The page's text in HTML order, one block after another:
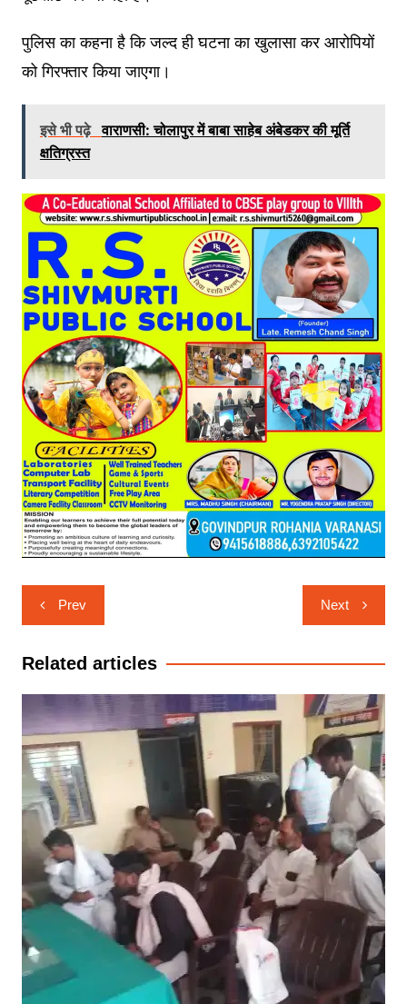
पुलिस का कहना है कि जल्द ही घटना का खुलासा कर आरोपियों
को गिरफ्तार किया जाएगा।
इसे भी पढ़े वाराणसी: चोलापुर में बाबा साहेब अंबेडकर की मूर्ति
क्षतिग्रस्त
Post
navigation
Prev Next
Related articles